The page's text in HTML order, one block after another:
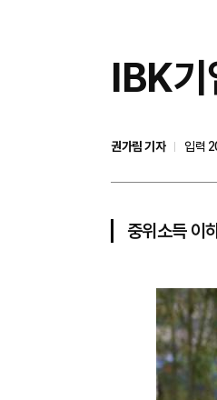
IBK기
권가림 기자
입력
중위소득 이